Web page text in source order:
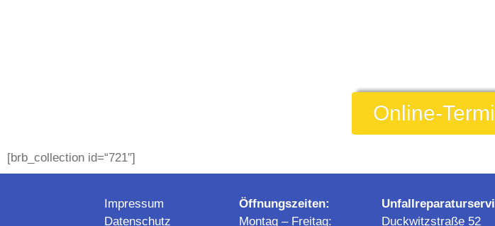
Online-
[brb_collection id=“721″]
Impressum
Datenschutz
Öffnungszeiten:
Montag – Freitag:
Duckwitzstraße 52